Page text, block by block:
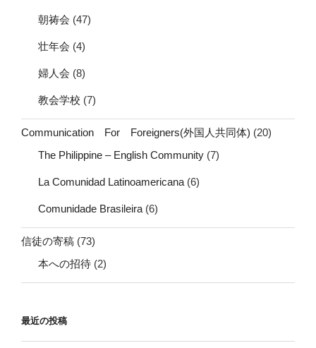
朝祷会 (47)
壮年会 (4)
婦人会 (8)
教会学校 (7)
Communication For Foreigners(外国人共同体) (20)
The Philippine – English Community (7)
La Comunidad Latinoamericana (6)
Comunidade Brasileira (6)
信徒の寄稿 (73)
本への招待 (2)
最近の投稿